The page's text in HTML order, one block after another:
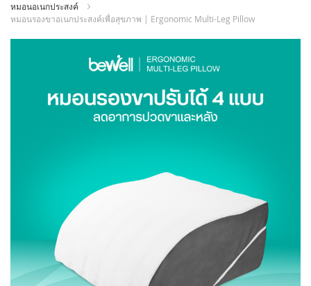
หมอนอเนกประสงค์
หมอนรองขาอเนกประสงค์เพื่อสุขภาพ | Ergonomic Multi-Leg Pillow